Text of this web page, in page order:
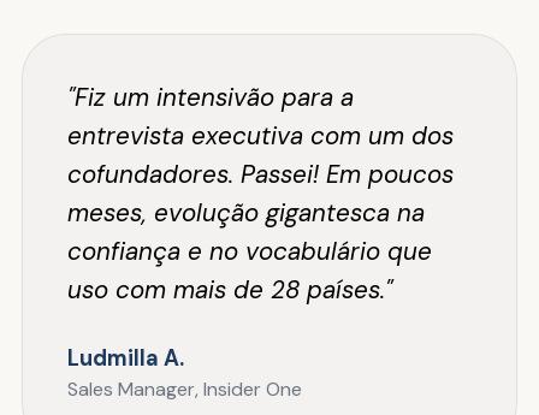
"Fiz um intensivão para a
entrevista executiva com um dos
cofundadores. Passei! Em poucos
meses, evolução gigantesca na
confiança e no vocabulário que
uso com mais de 28 países."
Ludmilla A.
Sales Manager, Insider One